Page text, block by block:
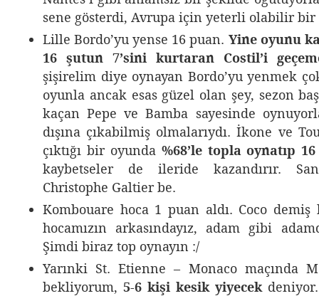
sene gösterdi, Avrupa için yeterli olabilir
Lille Bordo’yu yense 16 puan. Yine oyunu
16 şutun 7’sini kurtaran Costil’i
şişirelim diye oynayan Bordo’yu yenmek
oyunla ancak esas güzel olan şey, sezon
kaçan Pepe ve Bamba sayesinde
dışına çıkabilmiş olmalarıydı. İkone ve
çıktığı bir oyunda %68’le topla oynatıp
kaybetseler de ileride kazandırır.
Christophe Galtier be.
Kombouare hoca 1 puan aldı. Coco
hocamızın arkasındayız, adam gibi
Şimdi biraz top oynayın :/
Yarınki St. Etienne – Monaco maçında
bekliyorum, 5-6 kişi kesik yiyecekdeniyor.